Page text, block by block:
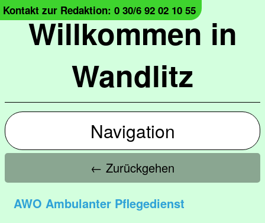
Willkommen in
Wandlitz
Kontakt zur Redaktion: 0 30/6 92 02 10 55
Navigation
← Zurückgehen
AWO Ambulanter Pflegedienst